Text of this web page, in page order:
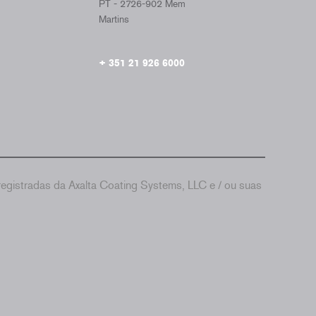
PT - 2726-902 Mem
Martins
+ 351 21 926 6000
da Axalta Coating Systems, LLC e / ou suas